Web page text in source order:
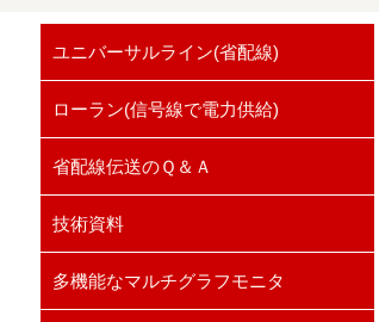
ユニバーサルライン(省配線)
ローラン(信号線で電力供給)
省配線伝送のＱ＆Ａ
技術資料
多機能なマルチグラフモニタ